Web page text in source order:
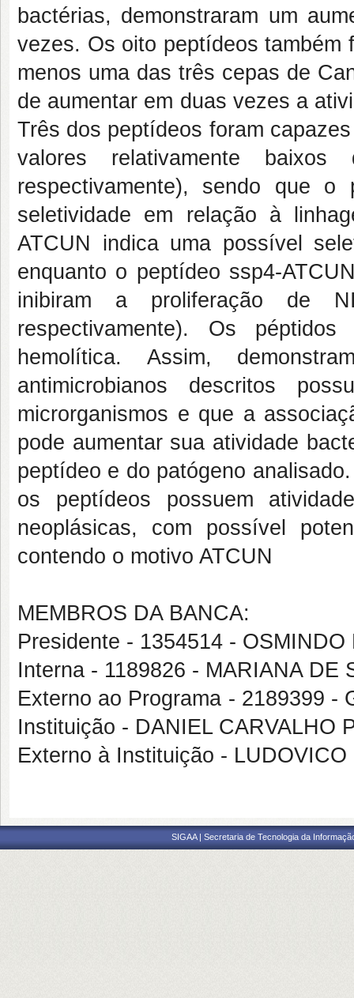
bactérias, demonstraram um
vezes. Os oito peptídeos também
menos uma das três cepas de
de aumentar em duas vezes a
Três dos peptídeos foram
valores relativamente
respectivamente), sendo que o
seletividade em relação à
ATCUN indica uma possível
enquanto o peptídeo ssp4-
inibiram a proliferação de
respectivamente). Os
hemolítica. Assim,
antimicrobianos descritos
microrganismos e que a
pode aumentar sua atividade
peptídeo e do patógeno
os peptídeos possuem
neoplásicas, com possível
contendo o motivo ATCUN
MEMBROS DA BANCA:
Presidente - 1354514 -
Interna - 1189826 - MARIANA DE
Externo ao Programa - 2189399 -
Instituição - DANIEL CARVALHO
Externo à Instituição -
SIGAA | Secretaria de Tecnologia da